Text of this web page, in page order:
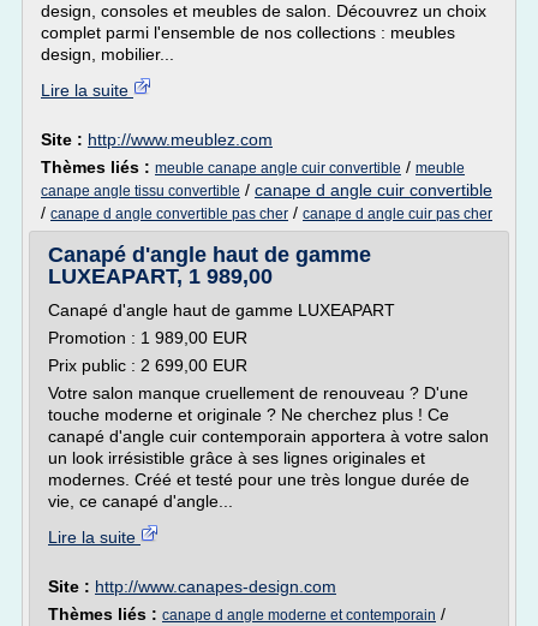
design, consoles et meubles de salon. Découvrez un choix
complet parmi l'ensemble de nos collections : meubles
design, mobilier...
Lire la suite
Site : http://www.meublez.com
Thèmes liés : meuble canape angle cuir convertible / meuble
canape angle tissu convertible / canape d angle cuir convertible
/ canape d angle convertible pas cher / canape d angle cuir pas cher
Canapé d'angle haut de gamme
LUXEAPART, 1 989,00
Canapé d'angle haut de gamme LUXEAPART
Promotion : 1 989,00 EUR
Prix public : 2 699,00 EUR
Votre salon manque cruellement de renouveau ? D'une
touche moderne et originale ? Ne cherchez plus ! Ce
canapé d'angle cuir contemporain apportera à votre salon
un look irrésistible grâce à ses lignes originales et
modernes. Créé et testé pour une très longue durée de
vie, ce canapé d'angle...
Lire la suite
Site : http://www.canapes-design.com
Thèmes liés : canape d angle moderne et contemporain /